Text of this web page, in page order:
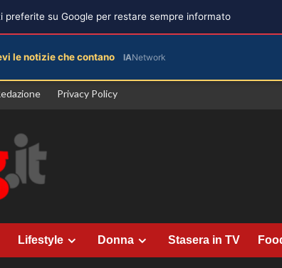
Privacy Policy
Lifestyle Donna Stasera in TV
preferite su Google per restare sempre informato
le notizie che contano IANetwork